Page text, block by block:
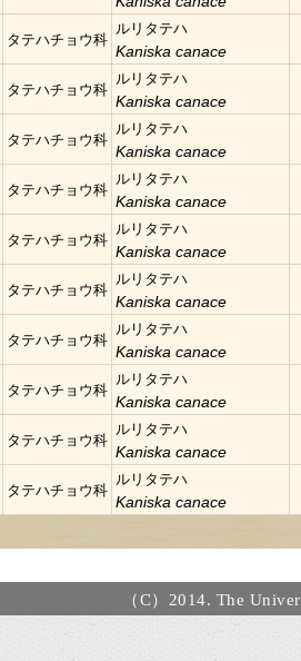
タテハチョウ科
ルリタテハ
Kaniska canace
タテハチョウ科
ルリタテハ
Kaniska canace
タテハチョウ科
ルリタテハ
Kaniska canace
タテハチョウ科
ルリタテハ
Kaniska canace
タテハチョウ科
ルリタテハ
Kaniska canace
タテハチョウ科
ルリタテハ
Kaniska canace
タテハチョウ科
ルリタテハ
Kaniska canace
タテハチョウ科
ルリタテハ
Kaniska canace
タテハチョウ科
ルリタテハ
Kaniska canace
タテハチョウ科
ルリタテハ
Kaniska canace
（C）2014. The